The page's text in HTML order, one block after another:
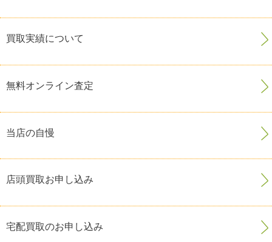
買取実績について
無料オンライン査定
当店の自慢
店頭買取お申し込み
宅配買取のお申し込み